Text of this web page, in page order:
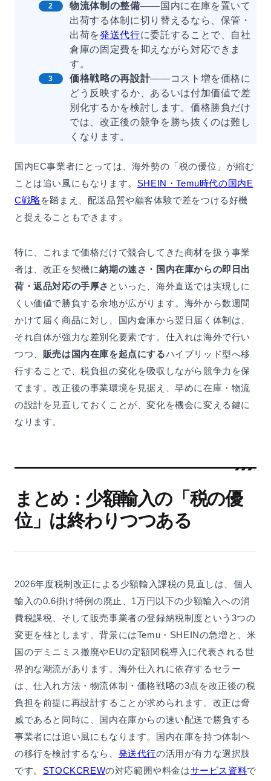
物流体制の整備——国内に在庫を置いて
出荷する体制に切り替えるなら、保管・
出荷を発送代行に委託することで、自社
倉庫の固定費を抑えながら対応できま
す。
価格戦略の再設計——コスト増を価格に
どう反映するか、あるいは付加価値で差
別化するかを検討します。価格勝負だけ
では、改正後の競争を勝ち抜くのは難し
くなります。
国内EC事業者にとっては、海外勢の「税の優位」が縮む
ことは追い風にもなります。 SHEIN・Temu時代の国内E
C戦略を踏まえ、配送品質や顧客体験で差をつける好機
と捉えることもできます。
特に、これまで価格だけで競合してきた商材を扱う事業
者は、改正を契機に納期の速さ・国内在庫からの即日出
荷・返品対応の手厚さ といった、海外直送では実現しに
くい価値で勝負する余地が広がります。海外から数週間
かけて届く商品に対し、国内倉庫から翌日届く体制は、
それ自体が強力な差別化要素です。仕入れは海外で行い
つつ、 販売は国内在庫を起点にするハイブリッド型へ移
行することで、税負担の変化を吸収しながら競争力を保
てます。改正後の事業環境を見据え、早めに在庫・物流
の設計を見直しておくことが、変化を機会に変える鍵に
なります。
まとめ：少額輸入の「税の優
位」は終わりつつある
2026年度税制改正による少額輸入課税の見直しは、個人
輸入の0.6掛け特例の廃止、1万円以下の少額輸入への消
費税課税、そして販売事業者の登録納税制度という3つの
変更を柱とします。背景にはTemu・SHEINの急増と、米
国のデミニミス撤廃やEUの定額関税導入に代表される世
界的な潮流があります。海外仕入れに依存するセラー
は、仕入れ方法・物流体制・価格戦略の3点を改正後の税
負担を前提に再設計することが求められます。改正は脅
威であると同時に、国内在庫からの速い配送で勝負する
事業者には追い風にもなります。国内在庫を持つ体制へ
の移行を検討するなら、 発送代行の活用が有力な選択肢
です。 STOCKCREWの対応範囲や料金はサービス資料で